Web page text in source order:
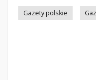
Gazety polskie